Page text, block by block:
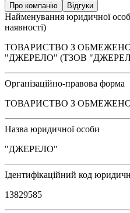
Про компанію Відгуки
Найменування юридичної
наявності)
ТОВАРИСТВО З
"ДЖЕРЕЛО" (ТЗОВ
Організаційно-правова форма
ТОВАРИСТВО З
Назва юридичної особи
"ДЖЕРЕЛО"
Ідентифікаційний код
13829585